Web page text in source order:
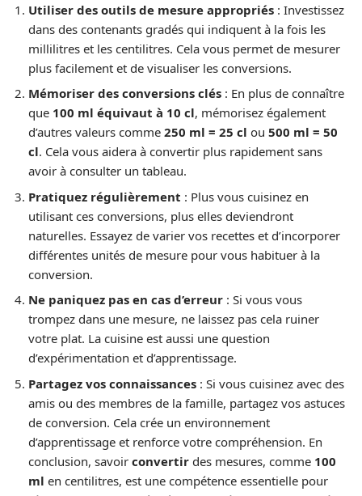
Utiliser des outils de mesure appropriés : Investissez
dans des contenants gradés qui indiquent à la fois les
millilitres et les centilitres. Cela vous permet de mesurer
plus facilement et de visualiser les conversions.
Mémoriser des conversions clés : En plus de connaître
que 100 ml équivaut à 10 cl, mémorisez également
d’autres valeurs comme 250 ml = 25 cl ou 500 ml = 50
cl. Cela vous aidera à convertir plus rapidement sans
avoir à consulter un tableau.
Pratiquez régulièrement : Plus vous cuisinez en
utilisant ces conversions, plus elles deviendront
naturelles. Essayez de varier vos recettes et d’incorporer
différentes unités de mesure pour vous habituer à la
conversion.
Ne paniquez pas en cas d’erreur : Si vous vous
trompez dans une mesure, ne laissez pas cela ruiner
votre plat. La cuisine est aussi une question
d’expérimentation et d’apprentissage.
Partagez vos connaissances : Si vous cuisinez avec des
amis ou des membres de la famille, partagez vos astuces
de conversion. Cela crée un environnement
d’apprentissage et renforce votre compréhension. En
conclusion, savoir convertir des mesures, comme 100
ml en centilitres, est une compétence essentielle pour